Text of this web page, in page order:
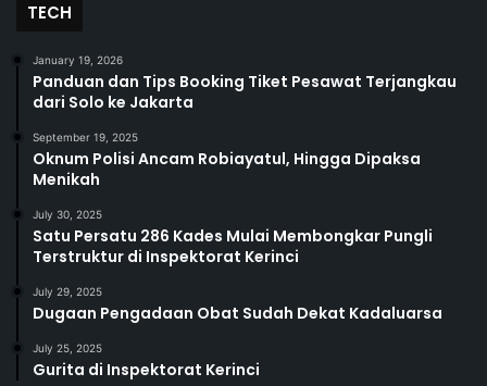
TECH
January 19, 2026
Panduan dan Tips Booking Tiket Pesawat Terjangkau
dari Solo ke Jakarta
September 19, 2025
Oknum Polisi Ancam Robiayatul, Hingga Dipaksa
Menikah
July 30, 2025
Satu Persatu 286 Kades Mulai Membongkar Pungli
Terstruktur di Inspektorat Kerinci
July 29, 2025
Dugaan Pengadaan Obat Sudah Dekat Kadaluarsa
July 25, 2025
Gurita di Inspektorat Kerinci